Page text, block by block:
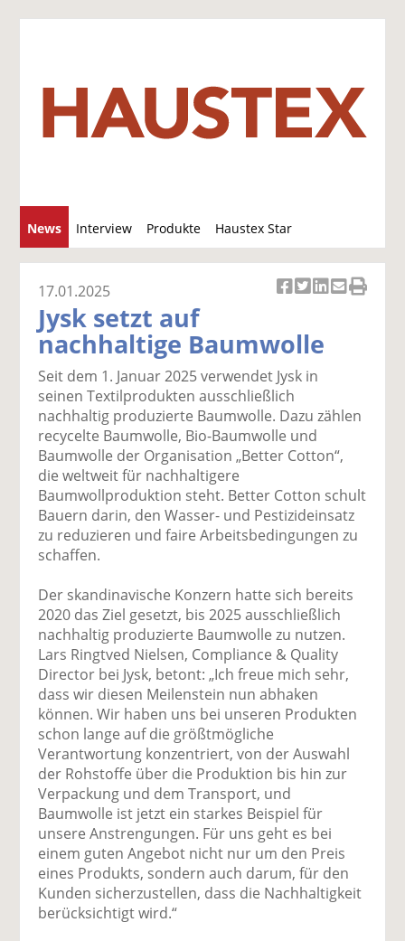
News Interview Produkte Haustex Star
u
c
k
el
a
uf
F
ac
e
b
o
o
k
il
e
n
k
el
t
tt
er
n
k
a
uf
Li
n
k
di
n
te
n
er
E
m
ai
v
er
se
d
e
n
ck
17.01.2025
Jysk setzt auf
nachhaltige Baumwolle
Seit dem 1. Januar 2025 verwendet Jysk in
seinen Textilprodukten ausschließlich
nachhaltig produzierte Baumwolle. Dazu zählen
recycelte Baumwolle, Bio-Baumwolle und
Baumwolle der Organisation „Better Cotton“,
die weltweit für nachhaltigere
Baumwollproduktion steht. Better Cotton schult
Bauern darin, den Wasser- und Pestizideinsatz
zu reduzieren und faire Arbeitsbedingungen zu
schaffen.
Der skandinavische Konzern hatte sich bereits
2020 das Ziel gesetzt, bis 2025 ausschließlich
nachhaltig produzierte Baumwolle zu nutzen.
Lars Ringtved Nielsen, Compliance & Quality
Director bei Jysk, betont: „Ich freue mich sehr,
dass wir diesen Meilenstein nun abhaken
können. Wir haben uns bei unseren Produkten
schon lange auf die größtmögliche
Verantwortung konzentriert, von der Auswahl
der Rohstoffe über die Produktion bis hin zur
Verpackung und dem Transport, und
Baumwolle ist jetzt ein starkes Beispiel für
unsere Anstrengungen. Für uns geht es bei
einem guten Angebot nicht nur um den Preis
eines Produkts, sondern auch darum, für den
Kunden sicherzustellen, dass die Nachhaltigkeit
berücksichtigt wird.“